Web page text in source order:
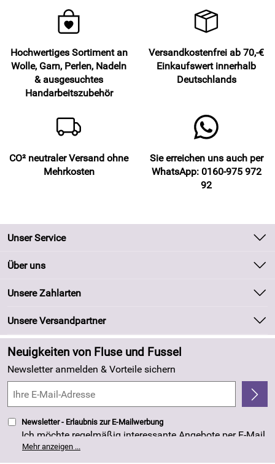
Hochwertiges Sortiment an
Wolle, Garn, Perlen, Nadeln
& ausgesuchtes
Handarbeitszubehör
Versandkostenfrei ab 70,-€
Einkaufswert innerhalb
Deutschlands
CO² neutraler Versand ohne
Mehrkosten
Sie erreichen uns auch per
WhatsApp: 0160-975 972
92
Unser Service
Kontakt
Kundeninformationen
Newsletter
Zahlung und Versand
Kundenlogin
Über uns
Unsere Bestseller
Neu
Angebote
Made in Germany
4,8/5*****
Unsere Zahlarten
Unsere Versandpartner
Neuigkeiten von Fluse und Fussel
Newsletter anmelden & Vorteile sichern
Newsletter - Erlaubnis zur E-Mailwerbung
Ich möchte regelmäßig interessante Angebote per E-Mail
erhalten. Meine E-Mail-Adresse wird nicht an andere
Unternehmen weitergegeben. Die Einwilligung zur
Mehr anzeigen ...